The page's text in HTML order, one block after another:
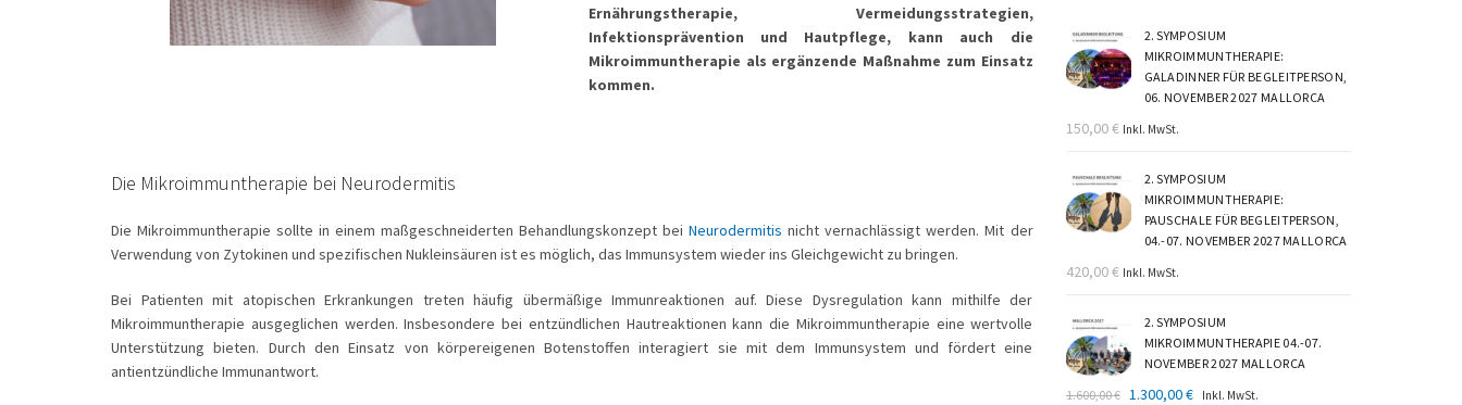
Ernährungstherapie, Vermeidungsstrategien,
Infektionsprävention und Hautpflege, kann auch die
Mikroimmuntherapie als ergänzende Maßnahme zum Einsatz
kommen.
Die Mikroimmuntherapie bei Neurodermitis
Die Mikroimmuntherapie sollte in einem maßgeschneiderten Behandlungskonzept beiNeurodermitis nicht vernachlässigt werden. Mit der
Verwendung von Zytokinen und spezifischen Nukleinsäuren ist es möglich, das Immunsystem wieder ins Gleichgewicht zu bringen.
Bei Patienten mit atopischen Erkrankungen treten häufig übermäßige Immunreaktionen auf. Diese Dysregulation kann mithilfe der
Mikroimmuntherapie ausgeglichen werden. Insbesondere bei entzündlichen Hautreaktionen kann die Mikroimmuntherapie eine wertvolle
Unterstützung bieten. Durch den Einsatz von körpereigenen Botenstoffen interagiert sie mit dem Immunsystem und fördert eine
antientzündliche Immunantwort.
2. SYMPOSIUM
MIKROIMMUNTHERAPIE:
GALADINNER FÜR BEGLEITPERSON,
06. NOVEMBER 2027 MALLORCA
150,00€ Inkl. MwSt.
2. SYMPOSIUM
MIKROIMMUNTHERAPIE:
PAUSCHALE FÜR BEGLEITPERSON,
04.-07. NOVEMBER 2027 MALLORCA
420,00€ Inkl. MwSt.
2. SYMPOSIUM
MIKROIMMUNTHERAPIE 04.-07.
NOVEMBER 2027 MALLORCA
1.600,00€
Ursprünglicher
1.300,00€ Aktueller
Inkl. MwSt.